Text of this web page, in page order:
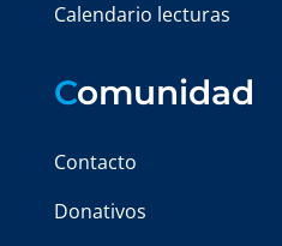
Calendario lecturas
Comunidad
Contacto
Donativos